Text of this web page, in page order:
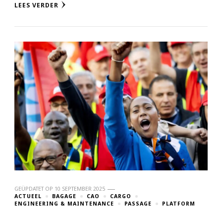
LEES VERDER
GEÜPDATET OP 10 SEPTEMBER 2025
ACTUEEL
BAGAGE CAO
CARGO
ENGINEERING & MAINTENANCE
PASSAGE PLATFORM